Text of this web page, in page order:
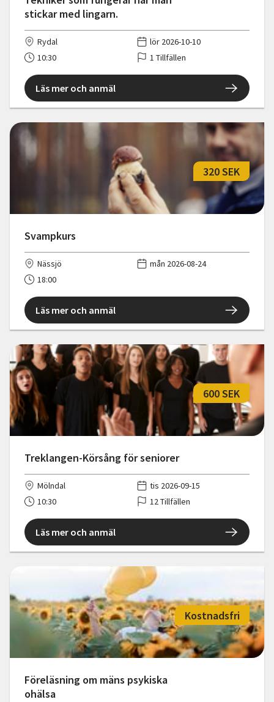
stickar med lingarn.
Rydal
lör 2026-10-10
10:30
1 Tillfällen
Läs mer och anmäl
Svampkurs
320 SEK
Nässjö
mån 2026-08-24
18:00
Läs mer och anmäl
Treklangen-Körsång för seniorer
600 SEK
Mölndal
tis 2026-09-15
10:30
12 Tillfällen
Läs mer och anmäl
Föreläsning om mäns psykiska
ohälsa
Kostnadsfri